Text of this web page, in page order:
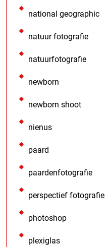
national geographic
natuur fotografie
natuurfotografie
newborn
newborn shoot
nienus
paard
paardenfotografie
perspectief fotografie
photoshop
plexiglas